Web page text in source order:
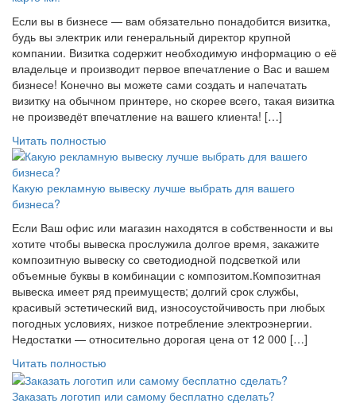
Если вы в бизнесе — вам обязательно понадобится визитка,
будь вы электрик или генеральный директор крупной
компании. Визитка содержит необходимую информацию о её
владельце и производит первое впечатление о Вас и вашем
бизнесе! Конечно вы можете сами создать и напечатать
визитку на обычном принтере, но скорее всего, такая визитка
не произведёт впечатление на вашего клиента! […]
Читать полностью
Какую рекламную вывеску лучше выбрать для вашего
бизнеса?
Если Ваш офис или магазин находятся в собственности и вы
хотите чтобы вывеска прослужила долгое время, закажите
композитную вывеску со светодиодной подсветкой или
объемные буквы в комбинации с композитом.Композитная
вывеска имеет ряд преимуществ; долгий срок службы,
красивый эстетический вид, износоустойчивость при любых
погодных условиях, низкое потребление электроэнергии.
Недостатки — относительно дорогая цена от 12 000 […]
Читать полностью
Заказать логотип или самому бесплатно сделать?